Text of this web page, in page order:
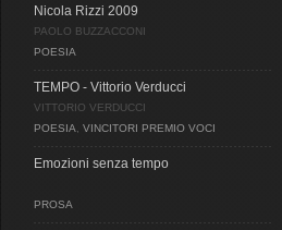
Nicola Rizzi 2009
PAOLO BUZZACCONI
POESIA
TEMPO - Vittorio Verducci
VITTORIO VERDUCCI
POESIA
VINCITORI PREMIO VOCI
Emozioni senza tempo
PROSA